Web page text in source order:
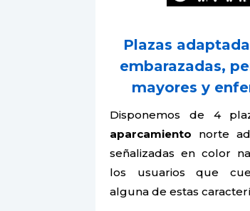
Plazas
embarazadas,
mayores y
Disponemos de 4
aparcamiento norte
señalizadas en color
los usuarios que
alguna de estas